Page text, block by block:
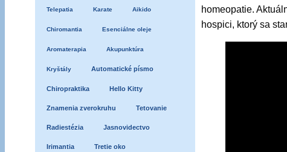
homeopatie.
hospici, ktorý sa
Telepatia Karate Aikido
Chiromantia Esenciálne oleje
Aromaterapia Akupunktúra
Kryštály Automatické písmo
Chiropraktika Hello Kitty
Znamenia zverokruhu Tetovanie
Radiestézia Jasnovidectvo
Irimantia Tretie oko